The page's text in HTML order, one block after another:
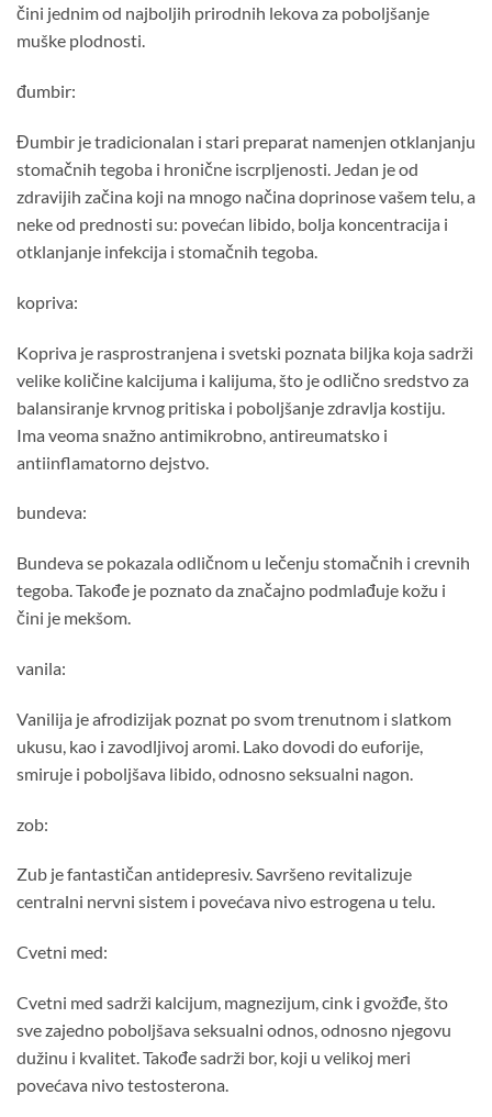
čini jednim od najboljih prirodnih lekova za poboljšanje
muške plodnosti.
đumbir:
Đumbir je tradicionalan i stari preparat namenjen otklanjanju
stomačnih tegoba i hronične iscrpljenosti. Jedan je od
zdravijih začina koji na mnogo načina doprinose vašem telu, a
neke od prednosti su: povećan libido, bolja koncentracija i
otklanjanje infekcija i stomačnih tegoba.
kopriva:
Kopriva je rasprostranjena i svetski poznata biljka koja sadrži
velike količine kalcijuma i kalijuma, što je odlično sredstvo za
balansiranje krvnog pritiska i poboljšanje zdravlja kostiju.
Ima veoma snažno antimikrobno, antireumatsko i
antiinflamatorno dejstvo.
bundeva:
Bundeva se pokazala odličnom u lečenju stomačnih i crevnih
tegoba. Takođe je poznato da značajno podmlađuje kožu i
čini je mekšom.
vanila:
Vanilija je afrodizijak poznat po svom trenutnom i slatkom
ukusu, kao i zavodljivoj aromi. Lako dovodi do euforije,
smiruje i poboljšava libido, odnosno seksualni nagon.
zob:
Zub je fantastičan antidepresiv. Savršeno revitalizuje
centralni nervni sistem i povećava nivo estrogena u telu.
Cvetni med:
Cvetni med sadrži kalcijum, magnezijum, cink i gvožđe, što
sve zajedno poboljšava seksualni odnos, odnosno njegovu
dužinu i kvalitet. Takođe sadrži bor, koji u velikoj meri
povećava nivo testosterona.